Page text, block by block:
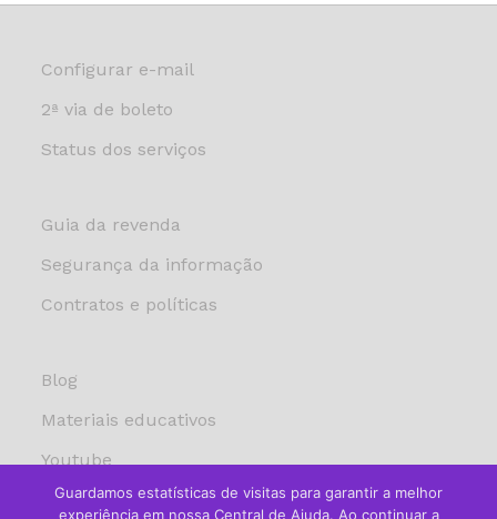
Configurar e-mail
2ª via de boleto
Status dos serviços
Guia da revenda
Segurança da informação
Contratos e políticas
Blog
Materiais educativos
Youtube
Guardamos estatísticas de visitas para garantir a melhor
experiência em nossa Central de Ajuda. Ao continuar a